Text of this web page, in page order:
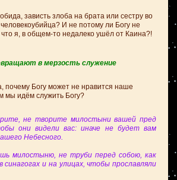
зависть злоба на брата или сестру во
И не потому ли Богу не
я, в общем-то недалеко ушёл от Каина?!
в мерзость служение
Богу может не нравится наше
мы идём служить Богу?
не творите милостыни вашей пред
они видели вас: иначе не будет вам
Небесного.
милостыню, не труби перед собою, как
и на улицах, чтобы прославляли